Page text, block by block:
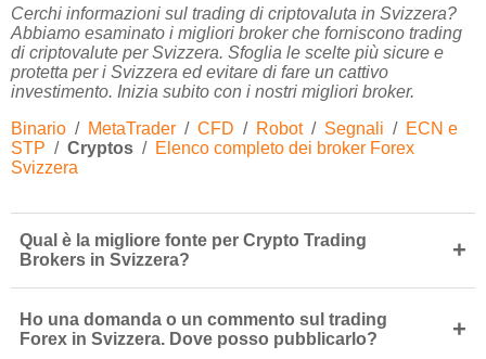
Cerchi informazioni sul trading di criptovaluta in Svizzera?
Abbiamo esaminato i migliori broker che forniscono trading
di criptovalute per Svizzera. Sfoglia le scelte più sicure e
protetta per i Svizzera ed evitare di fare un cattivo
investimento. Inizia subito con i nostri migliori broker.
Binario / MetaTrader / CFD / Robot/ Segnali / ECN e
STP / Cryptos / Elenco completo dei broker Forex
Svizzera
Qual è la migliore fonte per Crypto Trading
Brokers in Svizzera?
+
Ho una domanda o un commento sul trading
Forex in Svizzera. Dove posso pubblicarlo?
+